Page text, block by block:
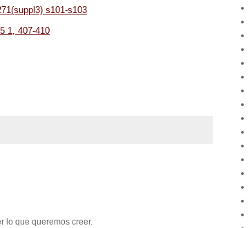
s101-s103
1, 407-410
lo que queremos creer.